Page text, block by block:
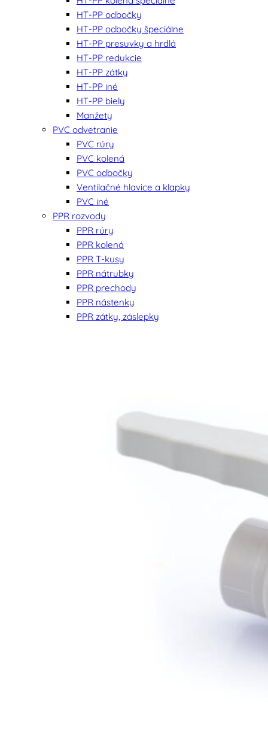
HT-PP odbočky
HT-PP odbočky špeciálne
HT-PP presuvky a hrdlá
HT-PP redukcie
HT-PP zátky
HT-PP iné
HT-PP biely
Manžety
PVC odvetranie
PVC rúry
PVC kolená
PVC odbočky
Ventilačné hlavice a klapky
PVC iné
PPR rozvody
PPR rúry
PPR kolená
PPR T-kusy
PPR nátrubky
PPR prechody
PPR nástenky
PPR zátky, záslepky